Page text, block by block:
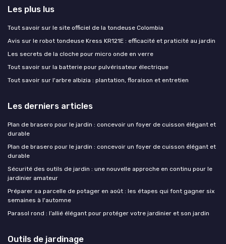
Les plus lus
Tout savoir sur le site officiel de la tondeuse Colombia
Avis sur le robot tondeuse Kress KR121E : efficacité et praticité au jardin
Les secrets de la cloche pour micro onde en verre
Tout savoir sur la batterie pour pulvérisateur électrique
Tout savoir sur l'arbre albizia : plantation, floraison et entretien
Les derniers articles
Plan de brasero pour le jardin : concevoir un foyer de cuisson élégant et
durable
Plan de brasero pour le jardin : concevoir un foyer de cuisson élégant et
durable
Sécurité des outils de jardin : une nouvelle approche en continu pour le
jardinier amateur
Préparer sa parcelle de potager en août : les étapes qui font gagner six
semaines à l'automne
Parasol rond : l’allié élégant pour protéger votre jardinier et son jardin
Outils de jardinage